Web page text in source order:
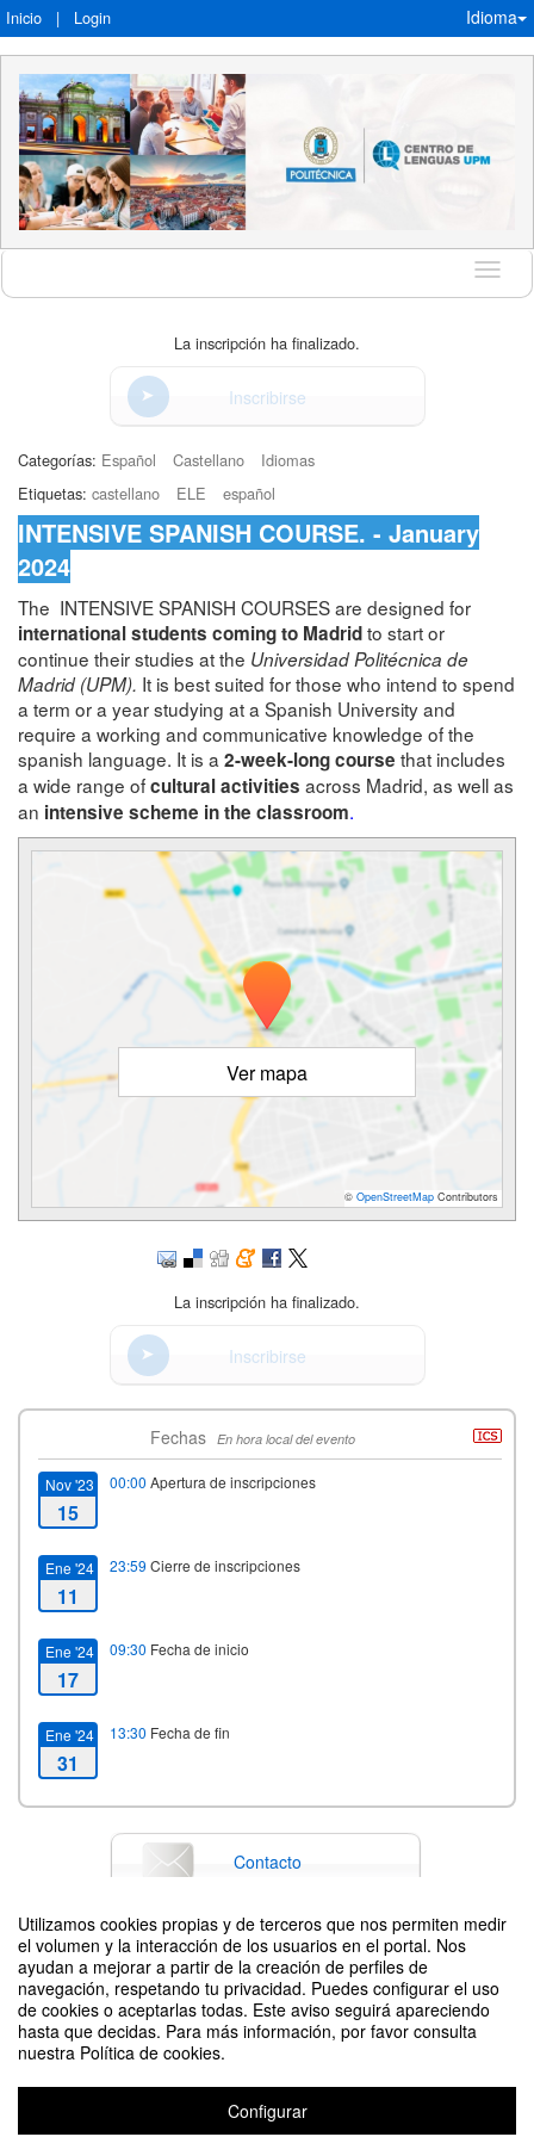
Utilizamos cookies propias y de terceros que nos permiten medir
el volumen y la interacción de los usuarios en el portal. Nos
ayudan a mejorar a partir de la creación de perfiles de
navegación, respetando tu privacidad. Puedes configurar el uso
de cookies o aceptarlas todas. Este aviso seguirá apareciendo
hasta que decidas. Para más información, por favor consulta
nuestra Política de cookies.
Configurar
Inicio | Login Idioma
Idioma
La inscripción ha finalizado.
Inscribirse
Categorías: Español Castellano
Idiomas
Etiquetas: castellano ELE español
INTENSIVE SPANISH COURSE. - January
2024
The INTENSIVE SPANISH COURSES are designed for
international students coming to Madridto start or
continue their studies at the Universidad Politécnica de
Madrid (UPM). It is best suited for those who intend to spend
a term or a year studying at a Spanish University and
require a working and communicative knowledge of the
spanish language. It is a 2-week-long course that includes
a wide range ofcultural activities across Madrid, as well as
an intensive scheme in the classroom.
Ver mapa
© OpenStreetMap Contributors
La inscripción ha finalizado.
Inscribirse
Fechas En hora local del evento
Nov '23
15
00:00 Apertura de inscripciones
Ene '24
11
23:59 Cierre de inscripciones
Ene '24
17
09:30 Fecha de inicio
Ene '24
31
13:30 Fecha de fin
Contacto
Difunde tu evento poniendo el siguiente código en tu sitio